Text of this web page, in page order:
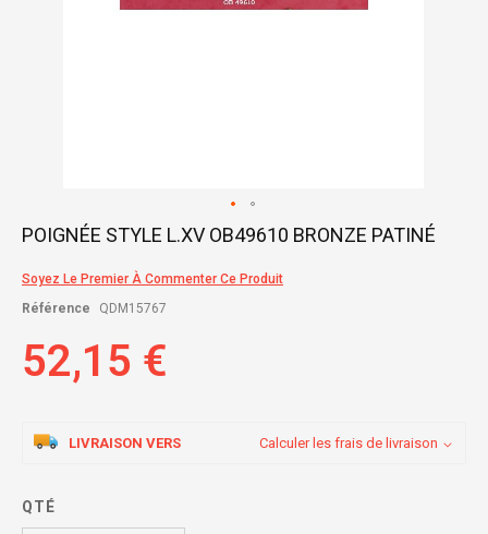
Skip
beginning
of
images
gallery
POIGNÉE STYLE L.XV OB49610 BRONZE PATINÉ
Soyez Le Premier À Commenter Ce Produit
Référence
QDM15767
52,15 €
LIVRAISON VERS Calculer les frais de livraison
QTÉ